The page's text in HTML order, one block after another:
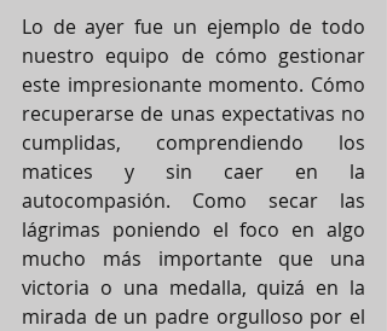
Lo de ayer fue un ejemplo de todo
nuestro equipo de cómo gestionar
este impresionante momento. Cómo
recuperarse de unas expectativas no
cumplidas, comprendiendo los
matices y sin caer en la
autocompasión. Como secar las
lágrimas poniendo el foco en algo
mucho más importante que una
victoria o una medalla, quizá en la
mirada de un padre orgulloso por el